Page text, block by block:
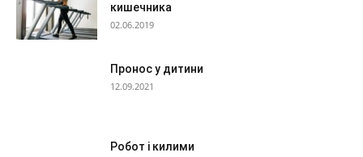
кишечника
02.06.2019
Пронос у дитини
12.09.2021
Робот і килими